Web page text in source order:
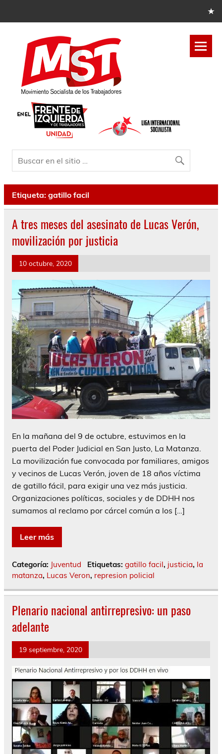
Etiqueta: gatillo facil
A tres meses del asesinato de Lucas Verón,
movilización por justicia
10 octubre, 2020
En la mañana del 9 de octubre, estuvimos en la
puerta del Poder Judicial en San Justo, La Matanza.
La movilización fue convocada por familiares, amigos
y vecinos de Lucas Verón, joven de 18 años víctima
de gatillo fácil, para exigir una vez más justicia.
Organizaciones políticas, sociales y de DDHH nos
sumamos al reclamo por cárcel común a los […]
Leer más
Categoría: Juventud Etiquetas: gatillo facil, justicia, la
matanza, Lucas Veron, represion policial
Plenario nacional antirrepresivo: un paso
adelante
19 septiembre, 2020